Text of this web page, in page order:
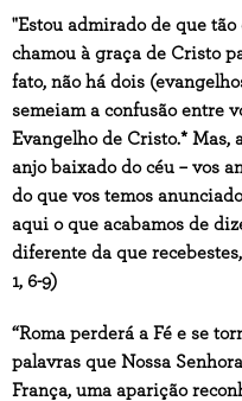
"Estou admirado de que
chamou à graça de Cristo
fato, não há dois
semeiam a confusão entre
Evangelho de Cristo.* Mas,
anjo baixado do céu – vos
do que vos temos
aqui o que acabamos de
diferente da que
1, 6-9)
“Roma perderá a Fé e se
palavras que Nossa
França, uma aparição